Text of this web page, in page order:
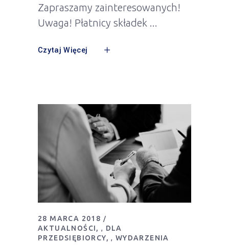
Zapraszamy zainteresowanych!
Uwaga! Płatnicy składek
Czytaj Więcej
28 MARCA 2018
AKTUALNOŚCI
,
DLA
PRZEDSIĘBIORCY
, WYDARZENIA